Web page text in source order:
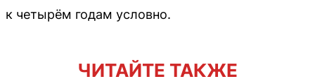
к четырём годам условно.
ЧИТАЙТЕ ТАКЖЕ